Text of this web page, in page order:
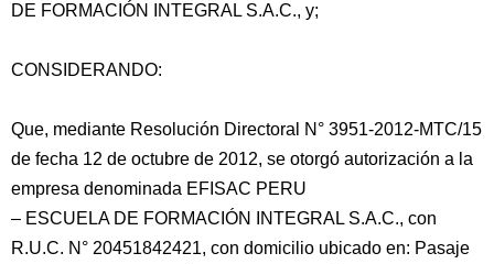
DE FORMACIÓN INTEGRAL S.A.C., y;
CONSIDERANDO:
Que, mediante Resolución Directoral N° 3951-2012-MTC/15
de fecha 12 de octubre de 2012, se otorgó autorización a la
empresa denominada EFISAC PERU
– ESCUELA DE FORMACIÓN INTEGRAL S.A.C., con
R.U.C. N° 20451842421, con domicilio ubicado en: Pasaje